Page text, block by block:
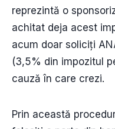
reprezintă o
achitat deja acest
acum doar soliciți
(3,5% din impozitul
cauză în care crezi.
Prin această